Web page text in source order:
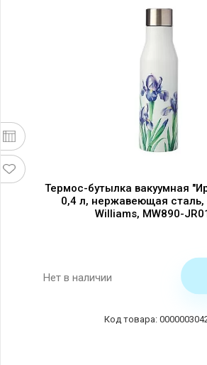
Термос-бутылка вакуумная
0,4 л, нержавеющая сталь,
Williams, MW890-
Нет в наличии